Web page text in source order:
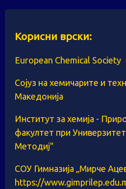
Корисни врски:
European Chemical Society
Сојуз на хемичарите и
Македонија
Институт за хемија -
факултет при
Методиј"
СОУ Гимназија „Мирче
https://